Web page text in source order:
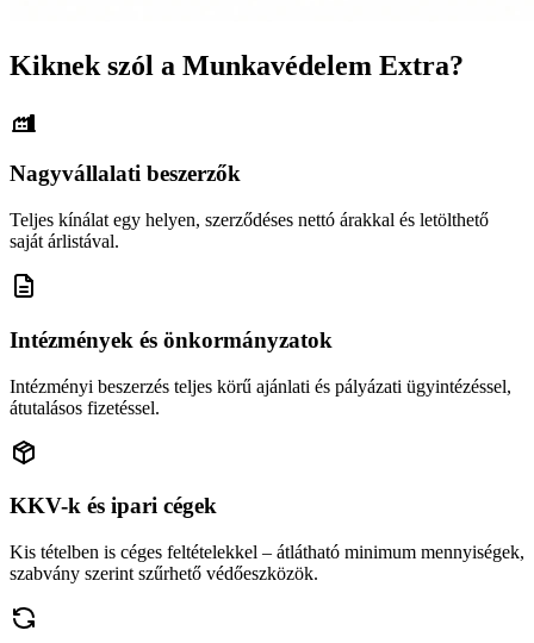
Kiknek szól a Munkavédelem Extra?
Nagyvállalati beszerzők
Teljes kínálat egy helyen, szerződéses nettó árakkal és letölthető
saját árlistával.
Intézmények és önkormányzatok
Intézményi beszerzés teljes körű ajánlati és pályázati ügyintézéssel,
átutalásos fizetéssel.
KKV-k és ipari cégek
Kis tételben is céges feltételekkel – átlátható minimum mennyiségek,
szabvány szerint szűrhető védőeszközök.